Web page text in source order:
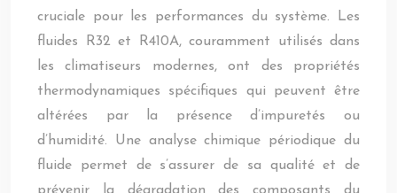
cruciale pour les performances du système. Les
fluides R32 et R410A, couramment utilisés dans
les climatiseurs modernes, ont des propriétés
thermodynamiques spécifiques qui peuvent être
altérées par la présence d’impuretés ou
d’humidité. Une analyse chimique périodique du
fluide permet de s’assurer de sa qualité et de